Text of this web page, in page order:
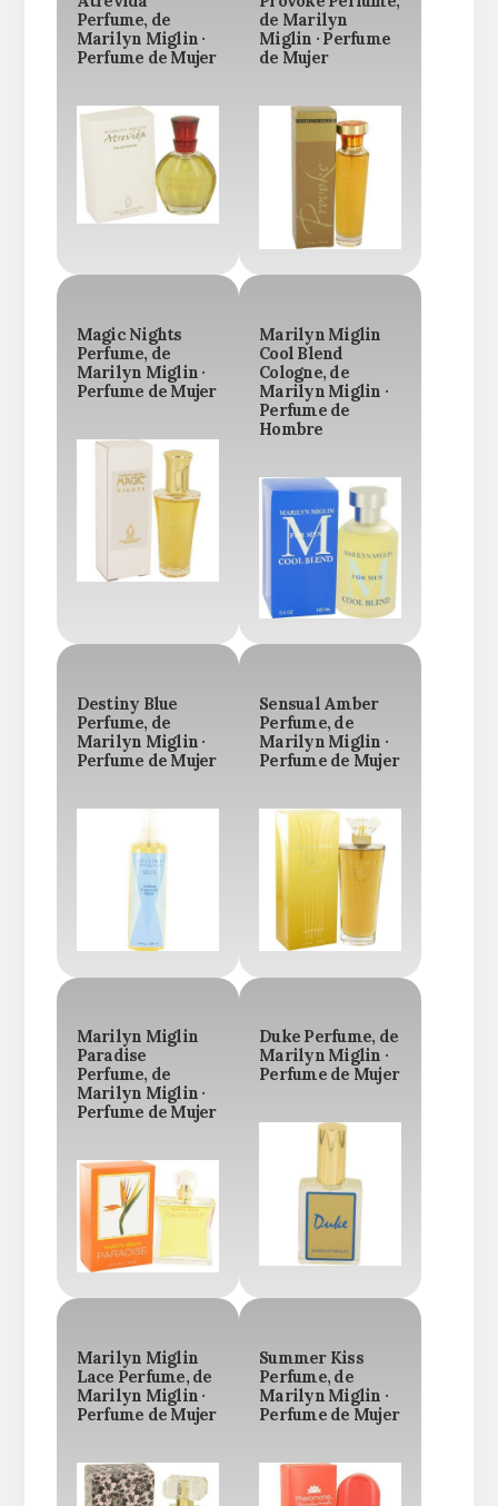
Perfume, de
Marilyn Miglin ·
Perfume de Mujer
de Marilyn
Miglin · Perfume
de Mujer
Magic Nights
Perfume, de
Marilyn Miglin ·
Perfume de Mujer
Marilyn Miglin
Cool Blend
Cologne, de
Marilyn Miglin ·
Perfume de
Hombre
Destiny Blue
Perfume, de
Marilyn Miglin ·
Perfume de Mujer
Sensual Amber
Perfume, de
Marilyn Miglin ·
Perfume de Mujer
Marilyn Miglin
Paradise
Perfume, de
Marilyn Miglin ·
Perfume de Mujer
Duke Perfume, de
Marilyn Miglin ·
Perfume de Mujer
Marilyn Miglin
Lace Perfume, de
Marilyn Miglin ·
Perfume de Mujer
Summer Kiss
Perfume, de
Marilyn Miglin ·
Perfume de Mujer